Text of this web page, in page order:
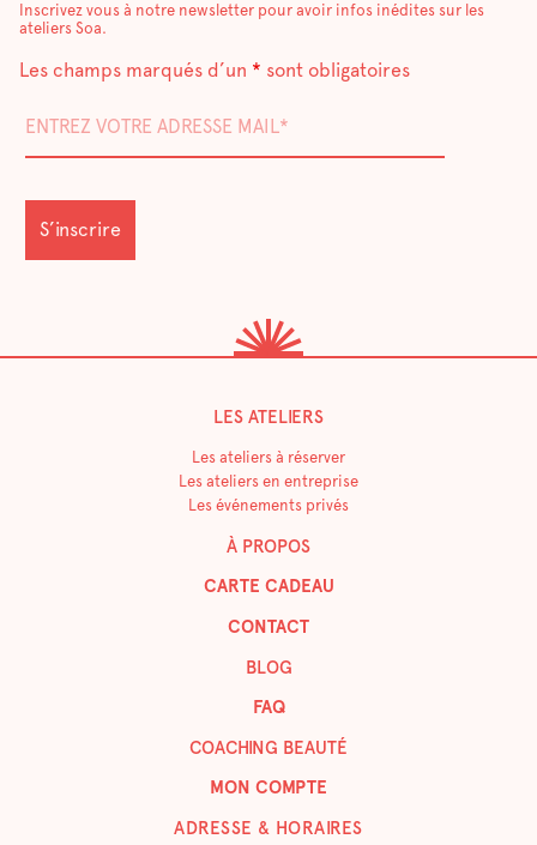
Inscrivez vous à notre newsletter pour avoir infos inédites sur les
ateliers Soa.
Les champs marqués d’un * sont obligatoires
LES ATELIERS
Les ateliers à réserver
Les ateliers en entreprise
Les événements privés
À PROPOS
CARTE CADEAU
CONTACT
BLOG
FAQ
COACHING BEAUTÉ
MON COMPTE
ADRESSE & HORAIRES